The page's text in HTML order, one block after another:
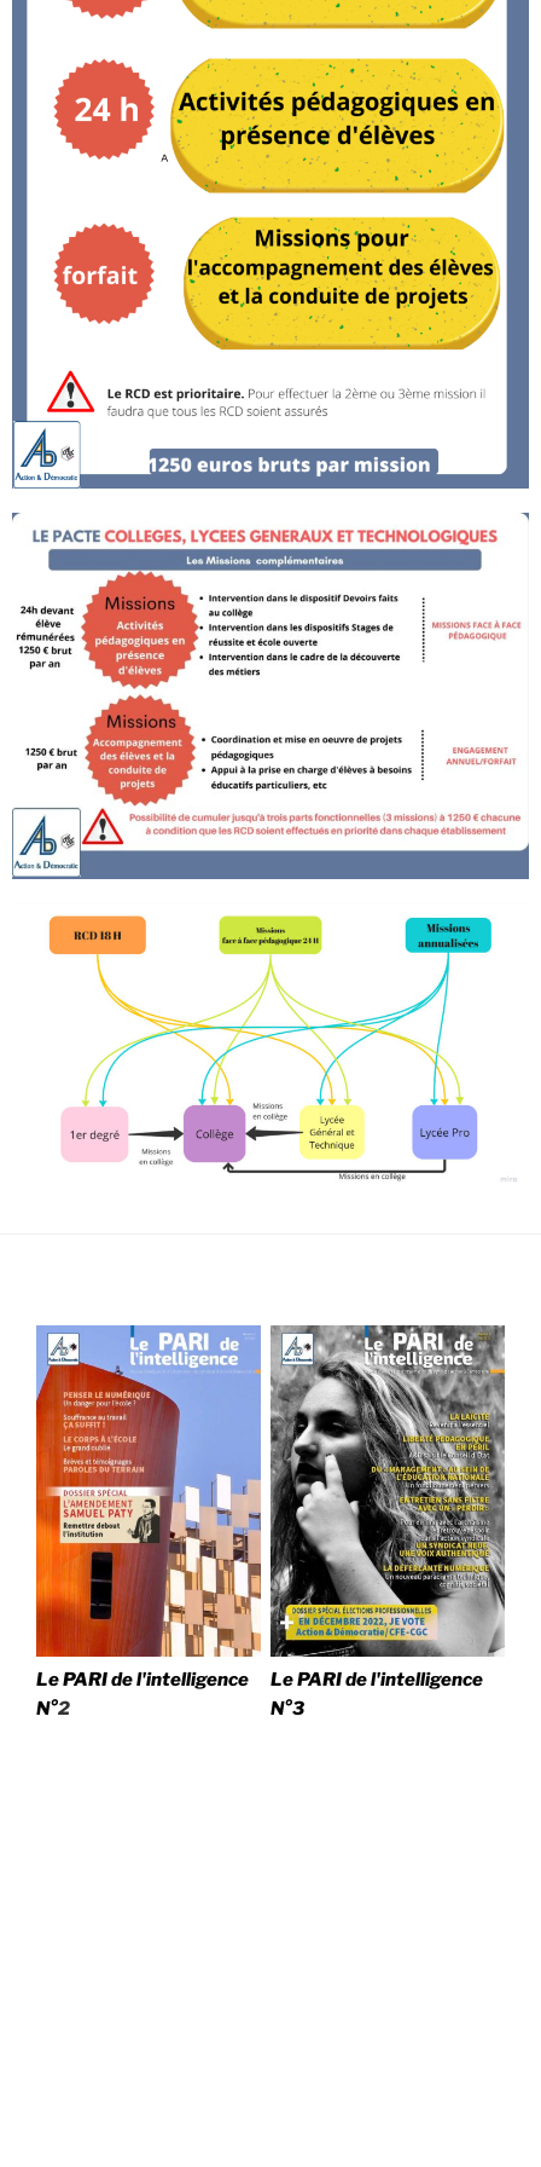
Le PARI de l'intelligence
N°2
Le PARI de l'intelligence
N°3